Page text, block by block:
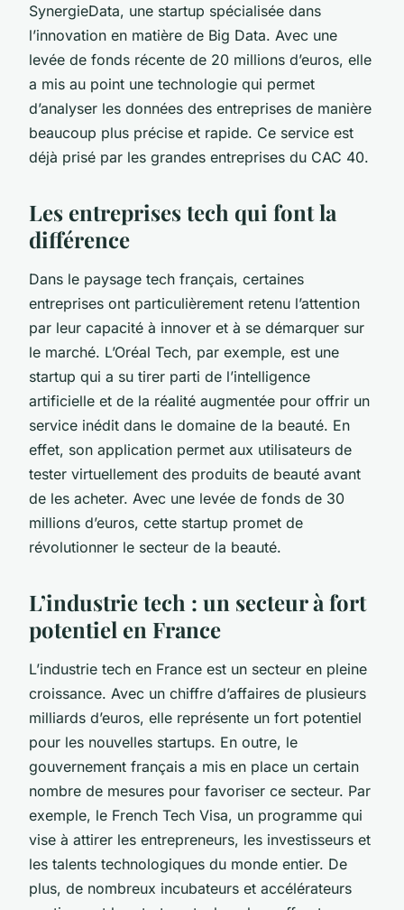
SynergieData, une startup spécialisée dans
l’innovation en matière de Big Data. Avec une
levée de fonds récente de 20 millions d’euros, elle
a mis au point une technologie qui permet
d’analyser les données des entreprises de manière
beaucoup plus précise et rapide. Ce service est
déjà prisé par les grandes entreprises du CAC 40.
Les entreprises tech qui font la
différence
Dans le paysage tech français, certaines
entreprises ont particulièrement retenu l’attention
par leur capacité à innover et à se démarquer sur
le marché. L’Oréal Tech, par exemple, est une
startup qui a su tirer parti de l’intelligence
artificielle et de la réalité augmentée pour offrir un
service inédit dans le domaine de la beauté. En
effet, son application permet aux utilisateurs de
tester virtuellement des produits de beauté avant
de les acheter. Avec une levée de fonds de 30
millions d’euros, cette startup promet de
révolutionner le secteur de la beauté.
L’industrie tech : un secteur à fort
potentiel en France
L’industrie tech en France est un secteur en pleine
croissance. Avec un chiffre d’affaires de plusieurs
milliards d’euros, elle représente un fort potentiel
pour les nouvelles startups. En outre, le
gouvernement français a mis en place un certain
nombre de mesures pour favoriser ce secteur. Par
exemple, le French Tech Visa, un programme qui
vise à attirer les entrepreneurs, les investisseurs et
les talents technologiques du monde entier. De
plus, de nombreux incubateurs et accélérateurs